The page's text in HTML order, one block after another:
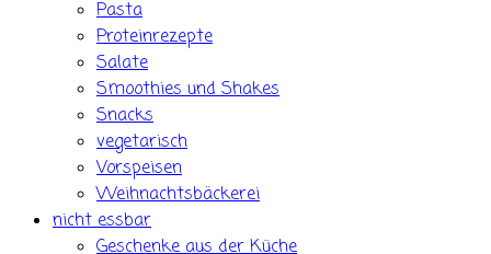
Pasta
Proteinrezepte
Salate
Smoothies und Shakes
Snacks
vegetarisch
Vorspeisen
Weihnachtsbäckerei
nicht essbar
Geschenke aus der Küche